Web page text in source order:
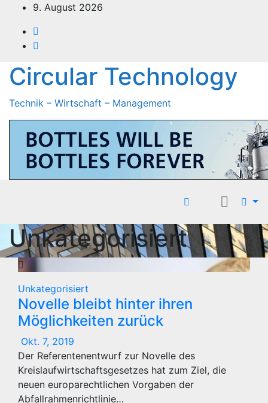
springen
9. August 2026
Circular Technology
Technik – Wirtschaft – Management
Unkategorisiert
Unkategorisiert
Novelle bleibt hinter ihren
Möglichkeiten zurück
Okt. 7, 2019
Der Referentenentwurf zur Novelle des
Kreislaufwirtschaftsgesetzes hat zum Ziel, die
neuen europarechtlichen Vorgaben der
Abfallrahmenrichtlinie…